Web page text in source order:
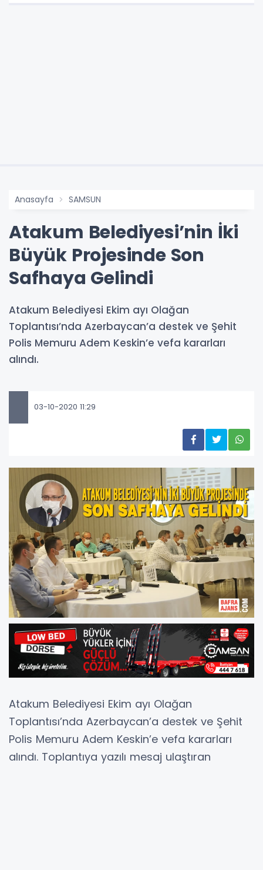
Anasayfa SAMSUN
Atakum Belediyesi’nin İki
Büyük Projesinde Son
Safhaya Gelindi
Atakum Belediyesi Ekim ayı Olağan
Toplantısı’nda Azerbaycan’a destek ve Şehit
Polis Memuru Adem Keskin’e vefa kararları
alındı.
03-10-2020 11:29
Atakum Belediyesi Ekim ayı Olağan
Toplantısı’nda Azerbaycan’a destek ve Şehit
Polis Memuru Adem Keskin’e vefa kararları
alındı. Toplantıya yazılı mesaj ulaştıran